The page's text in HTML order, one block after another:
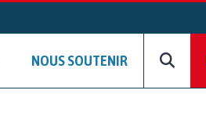
NOUS SOUTENIR